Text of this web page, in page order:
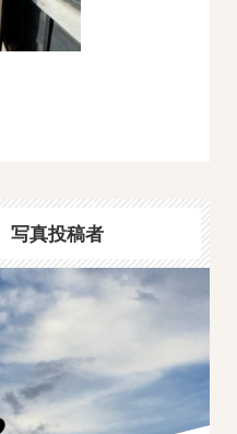
写真投稿者